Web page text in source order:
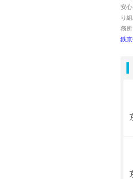
安
り
務
鉄